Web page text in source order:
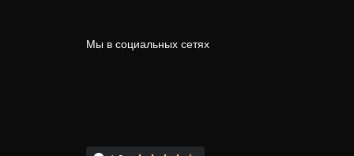
Мы в социальных сетях